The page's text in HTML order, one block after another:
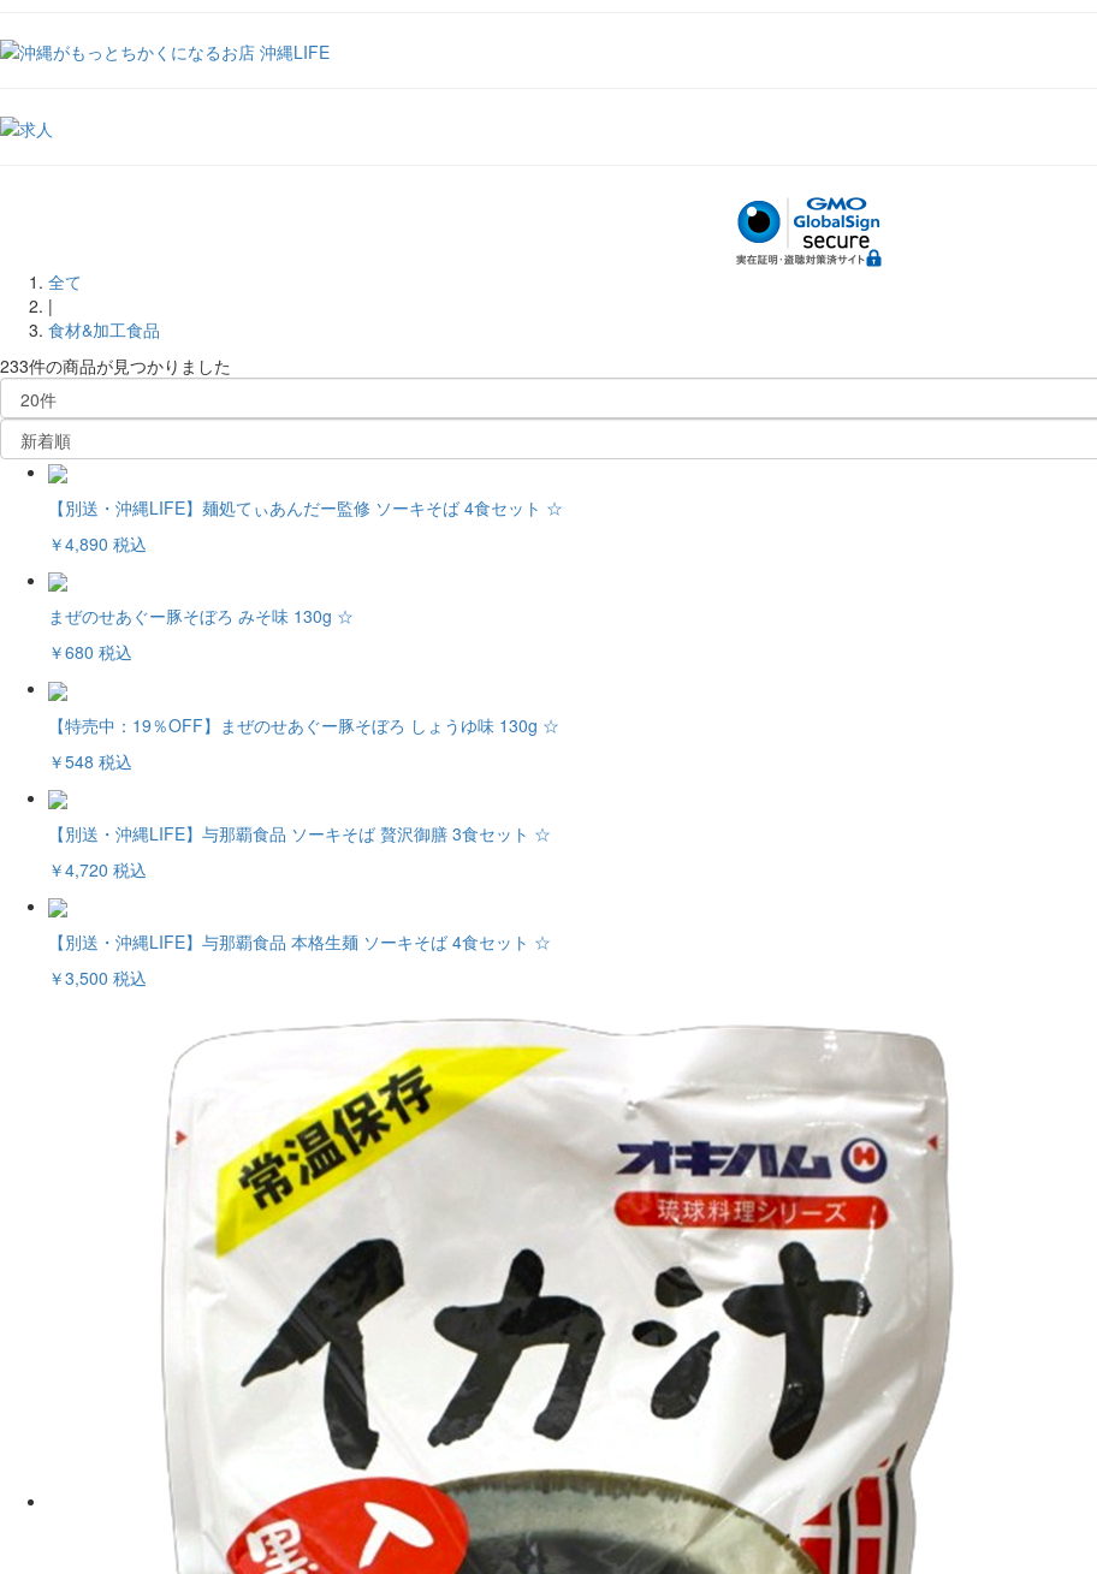
全て
|
食材&加工食品
233件の商品が見つかりました
【別送・沖縄LIFE】麺処てぃあんだー監修 ソーキそば 4食セット ☆
￥4,890 税込
まぜのせあぐー豚そぼろ みそ味 130g ☆
￥680 税込
【特売中：19％OFF】まぜのせあぐー豚そぼろ しょうゆ味 130g ☆
￥548 税込
【別送・沖縄LIFE】与那覇食品 ソーキそば 贅沢御膳 3食セット ☆
￥4,720 税込
【別送・沖縄LIFE】与那覇食品 本格生麺 ソーキそば 4食セット ☆
￥3,500 税込